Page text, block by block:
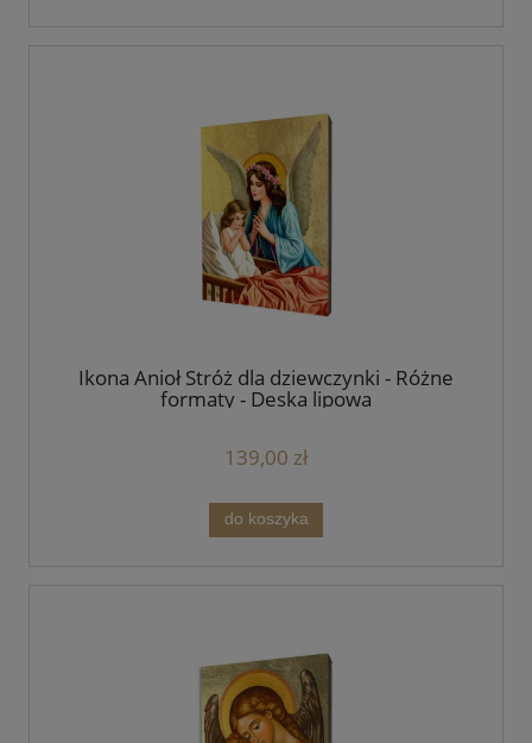
Ikona Anioł Stróż dla dziewczynki - Różne
formaty - Deska lipowa
139,00 zł
do koszyka